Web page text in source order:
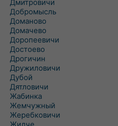
Дмитровичи
Добромысль
Доманово
Домачево
Доропеевичи
Достоево
Дрогичин
Дружиловичи
Дубой
Дятловичи
Жабинка
Жемчужный
Жеребковичи